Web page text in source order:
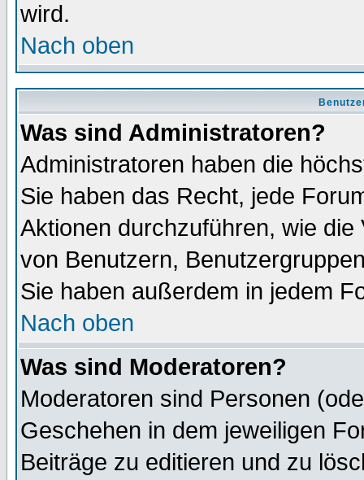
wird.
Nach oben
Was sind Administratoren?
Administratoren haben die
Sie haben das Recht, jede
Aktionen durchzuführen, wie
von Benutzern,
Sie haben außerdem in jedem
Nach oben
Was sind Moderatoren?
Moderatoren sind Personen
Geschehen in dem jeweiligen
Beiträge zu editieren und zu